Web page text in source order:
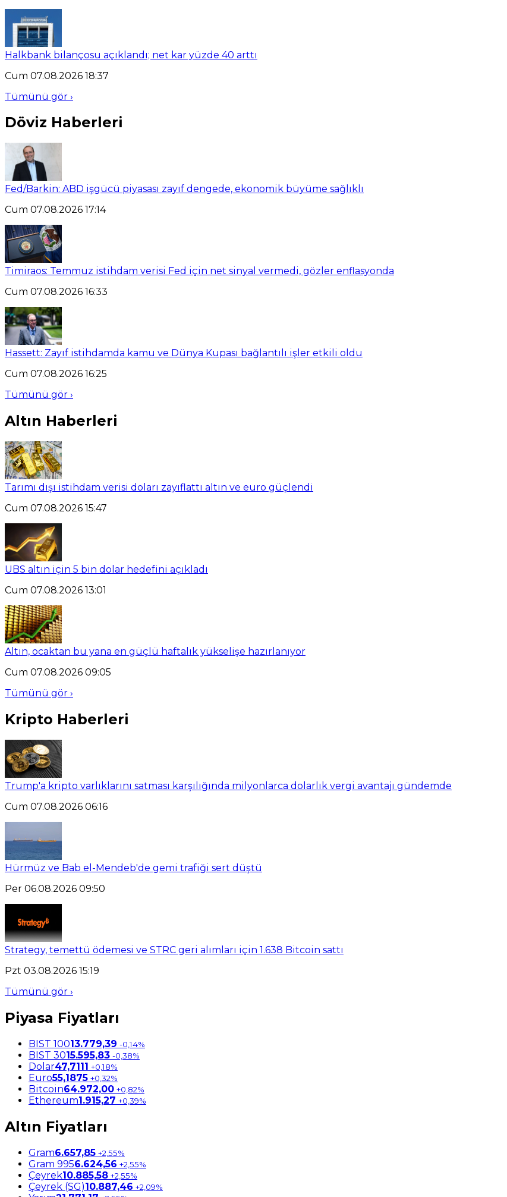
Halkbank bilançosu açıklandı; net kar yüzde 40 arttı
Cum 07.08.2026 18:37
Tümünü gör ›
Döviz Haberleri
Fed/Barkin: ABD işgücü piyasası zayıf dengede, ekonomik büyüme sağlıklı
Cum 07.08.2026 17:14
Timiraos: Temmuz istihdam verisi Fed için net sinyal vermedi, gözler enflasyonda
Cum 07.08.2026 16:33
Hassett: Zayıf istihdamda kamu ve Dünya Kupası bağlantılı işler etkili oldu
Cum 07.08.2026 16:25
Tümünü gör ›
Altın Haberleri
Tarımı dışı istihdam verisi doları zayıflattı altın ve euro güçlendi
Cum 07.08.2026 15:47
UBS altın için 5 bin dolar hedefini açıkladı
Cum 07.08.2026 13:01
Altın, ocaktan bu yana en güçlü haftalık yükselişe hazırlanıyor
Cum 07.08.2026 09:05
Tümünü gör ›
Kripto Haberleri
Trump'a kripto varlıklarını satması karşılığında milyonlarca dolarlık vergi avantajı gündemde
Cum 07.08.2026 06:16
Hürmüz ve Bab el-Mendeb'de gemi trafiği sert düştü
Per 06.08.2026 09:50
Strategy, temettü ödemesi ve STRC geri alımları için 1.638 Bitcoin sattı
Pzt 03.08.2026 15:19
Tümünü gör ›
Piyasa Fiyatları
BIST 10013.779,39 -0,14%
BIST 3015.595,83 -0,38%
Dolar47,7111 +0,18%
Euro55,1875 +0,32%
Bitcoin64.972,00 +0,82%
Ethereum1.915,27 +0,39%
Altın Fiyatları
Gram6.657,85 +2,55%
Gram 9956.624,56 +2,55%
Çeyrek10.885,58 +2,55%
Çeyrek (SG)10.887,46 +2,09%